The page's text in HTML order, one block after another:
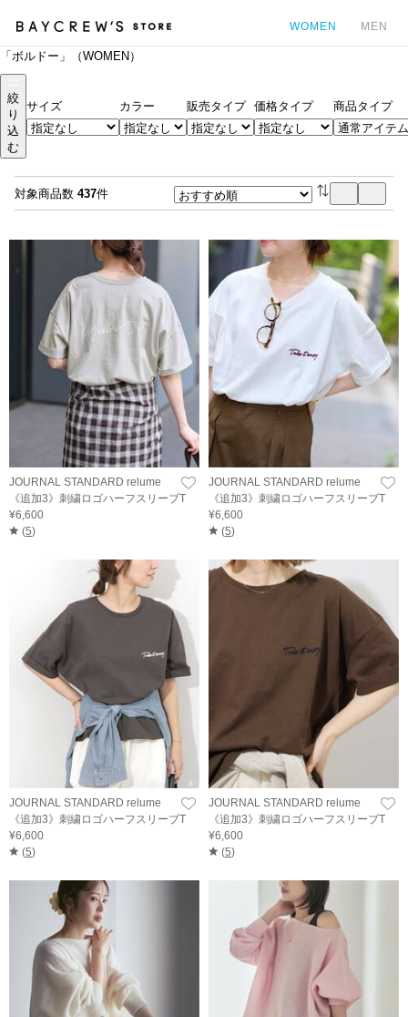
WOMEN MEN
「ボルドー」（WOMEN）
絞
り
込
む
サイズ カラー 販売タイプ 価格タイプ 商品タイプ
対象商品数 437件
JOURNAL STANDARD relume
《追加3》刺繍ロゴハーフスリーブT
¥6,600
(5)
JOURNAL STANDARD relume
《追加3》刺繍ロゴハーフスリーブT
¥6,600
(5)
JOURNAL STANDARD relume
《追加3》刺繍ロゴハーフスリーブT
¥6,600
(5)
JOURNAL STANDARD relume
《追加3》刺繍ロゴハーフスリーブT
¥6,600
(5)